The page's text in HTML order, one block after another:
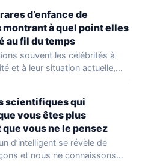
d’enfance de
à quel point elles
au fil du temps
souvent les célébrités à
et à leur situation actuelle,
scientifiques qui
vous êtes plus
vous ne le pensez
d’intelligent se révèle de
et nous ne connaissons